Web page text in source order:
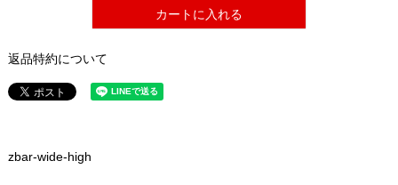
カートに入れる
返品特約について
zbar-wide-high